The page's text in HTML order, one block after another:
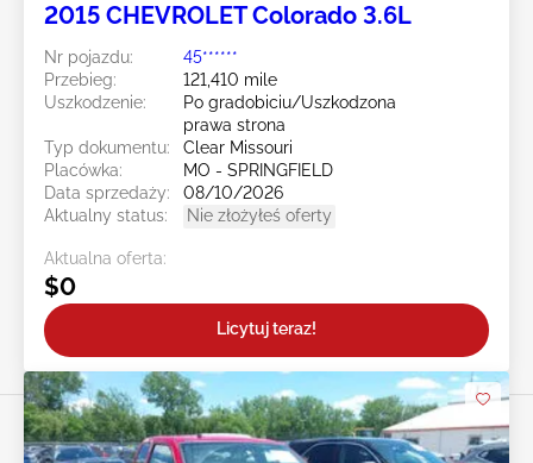
2015 CHEVROLET Colorado 3.6L
Nr pojazdu:
45******
Przebieg:
121,410 mile
Uszkodzenie:
Po gradobiciu/Uszkodzona
prawa strona
Typ dokumentu:
Clear Missouri
Placówka:
MO - SPRINGFIELD
Data sprzedaży:
08/10/2026
Aktualny status:
Nie złożyłeś oferty
Aktualna oferta:
$0
Licytuj teraz!